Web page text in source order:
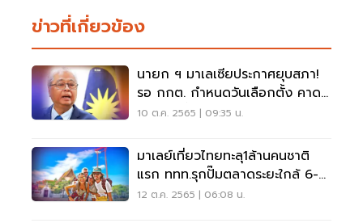
ข่าวที่เกี่ยวข้อง
นายก ฯ มาเลเซียประกาศยุบสภา!
รอ กกต. กำหนดวันเลือกตั้ง คาด
ต้น พ.ย.นี้
10 ต.ค. 2565 | 09:35 น.
มาเลย์เที่ยวไทยทะลุ1ล้านคนชาติ
แรก ททท.รุกปั๊มตลาดระยะใกล้ 6-7
ล้านคน
12 ต.ค. 2565 | 06:08 น.